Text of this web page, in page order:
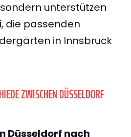
unterstützen
die passenden
in Innsbruck
ZWISCHEN DÜSSELDORF
Düsseldorf nach